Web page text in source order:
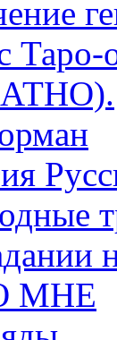
Таро-
МНЕ